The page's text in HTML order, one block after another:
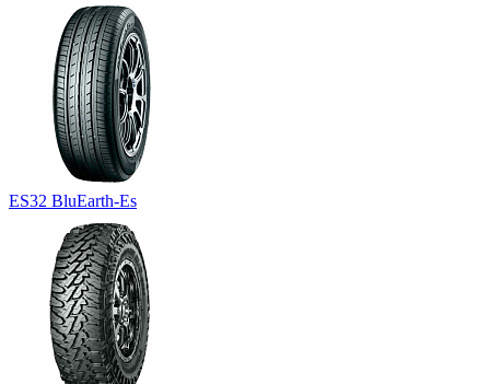
ES32 BluEarth-Es